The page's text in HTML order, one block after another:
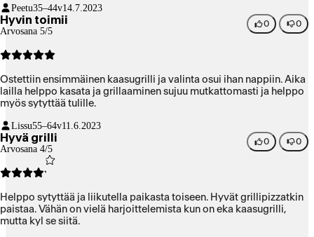
Peetu35–44v14.7.2023
Hyvin toimii
Arvosana 5/5
0 0
Ostettiin ensimmäinen kaasugrilli ja valinta osui ihan nappiin. Aika
lailla helppo kasata ja grillaaminen sujuu mutkattomasti ja helppo
myös sytyttää tulille.
Lissu55–64v11.6.2023
Hyvä grilli
Arvosana 4/5
0 0
Helppo sytyttää ja liikutella paikasta toiseen. Hyvät grillipizzatkin
paistaa. Vähän on vielä harjoittelemista kun on eka kaasugrilli,
mutta kyl se siitä.